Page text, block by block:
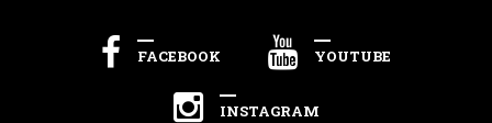
FACEBOOK YOUTUBE
INSTAGRAM